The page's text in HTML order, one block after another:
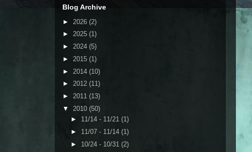
Blog Archive
► 2026 (2)
► 2025 (1)
► 2024 (5)
► 2015 (1)
► 2014 (10)
► 2012 (11)
► 2011 (13)
▼ 2010 (50)
► 11/14 - 11/21 (1)
► 11/07 - 11/14 (1)
► 10/24 - 10/31 (2)